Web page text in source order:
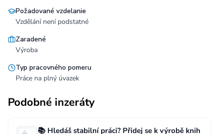
Požadované vzdelanie
Vzdělání není podstatné
Zaradené
Výroba
Typ pracovného pomeru
Práce na plný úvazek
Podobné inzeráty
📚 Hledáš stabilní práci? Přidej se k výrobě knih